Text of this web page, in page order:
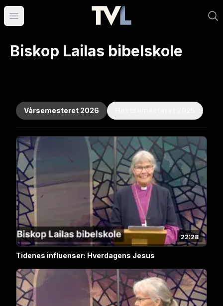
Åpne hovedmeny
Biskop Lailas bibelskole
Vårsemesteret 2026
22:28
Tidenes influenser: Hverdagens Jesus